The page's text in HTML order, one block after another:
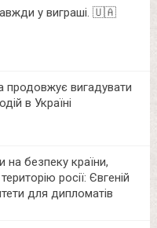
у виграші. 🇺🇦
продовжує вигадувати
в Україні
на безпеку країни,
росії: Євгеній
для дипломатів